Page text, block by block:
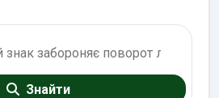
Знайти